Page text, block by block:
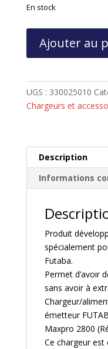
En stock
Chargeur
accu
Lipo
Futaba
Ajouter au
UGS : 330025010
Chargeurs et
Description
Informations
Produit
spécialement
Futaba.
Permet d’avoir
sans avoir à
Chargeur/
émetteur
Maxpro 2800
Ce chargeur est